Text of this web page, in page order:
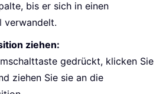
bis er sich in einen
verwandelt.
ziehen:
gedrückt, klicken Sie
ziehen Sie sie an die